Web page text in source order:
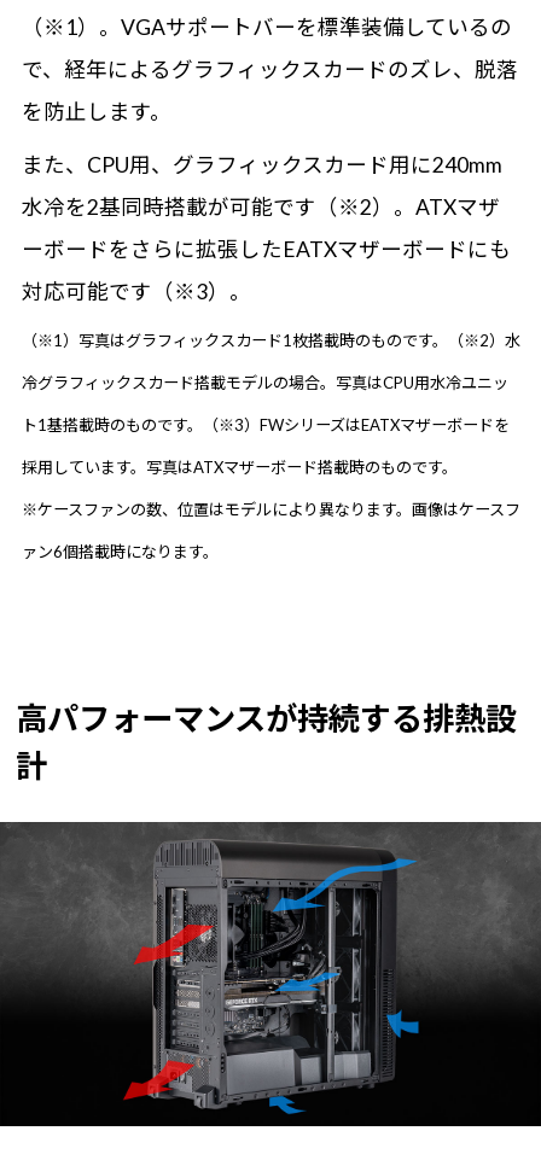
（※1）。VGAサポートバーを標準装備しているの
で、経年によるグラフィックスカードのズレ、脱落
を防止します。
また、CPU用、グラフィックスカード用に240mm
水冷を2基同時搭載が可能です（※2）。ATXマザ
ーボードをさらに拡張したEATXマザーボードにも
対応可能です（※3）。
（※1）写真はグラフィックスカード1枚搭載時のものです。（※2）水
冷グラフィックスカード搭載モデルの場合。写真はCPU用水冷ユニッ
ト1基搭載時のものです。（※3）FWシリーズはEATXマザーボードを
採用しています。写真はATXマザーボード搭載時のものです。
※ケースファンの数、位置はモデルにより異なります。画像はケースフ
ァン6個搭載時になります。
高パフォーマンスが持続する排熱設
計